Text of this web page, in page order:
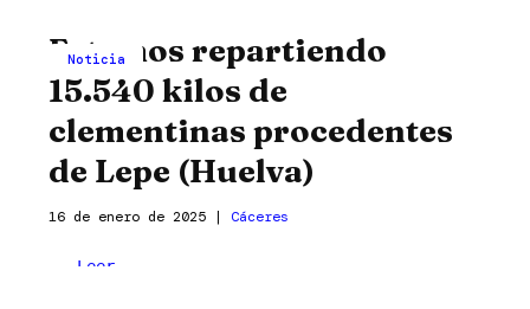
Noticia
Estamos repartiendo
15.540 kilos de
clementinas procedentes
de Lepe (Huelva)
16 de enero de 2025 | Cáceres
Estamos
Leer